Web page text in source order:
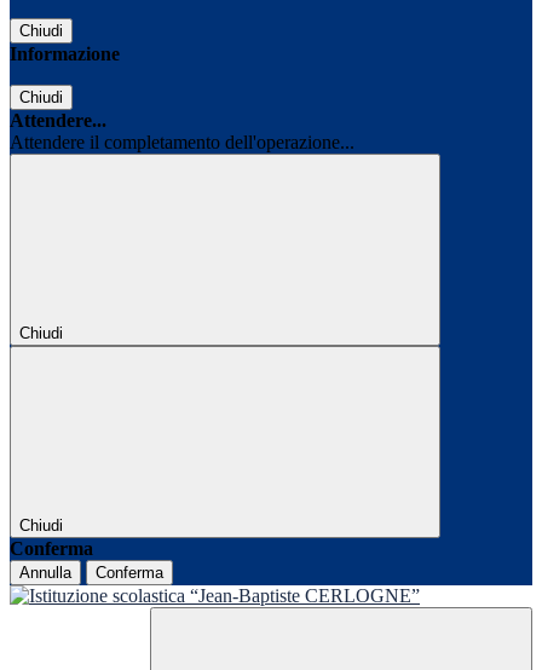
Chiudi
Informazione
Chiudi
Attendere...
Attendere il completamento dell'operazione...
Chiudi
Chiudi
Conferma
Annulla Conferma